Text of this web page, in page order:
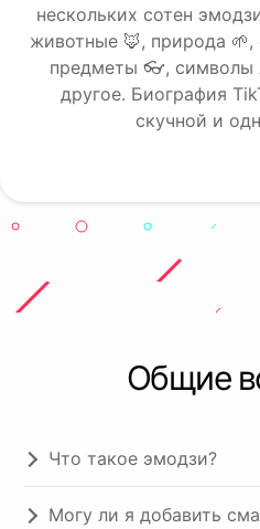
Objects
нескольких сотен
животные 🦊, природа 🌱,
предметы 👓, символы
другое. Биография
скучной и
Общие
Что такое эмодзи?
Могу ли я добавить